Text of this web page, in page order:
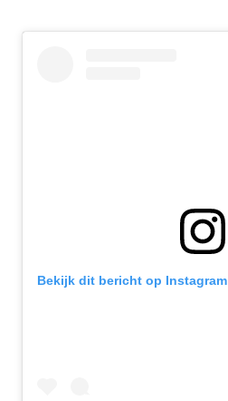
Bekijk dit bericht op Instagram